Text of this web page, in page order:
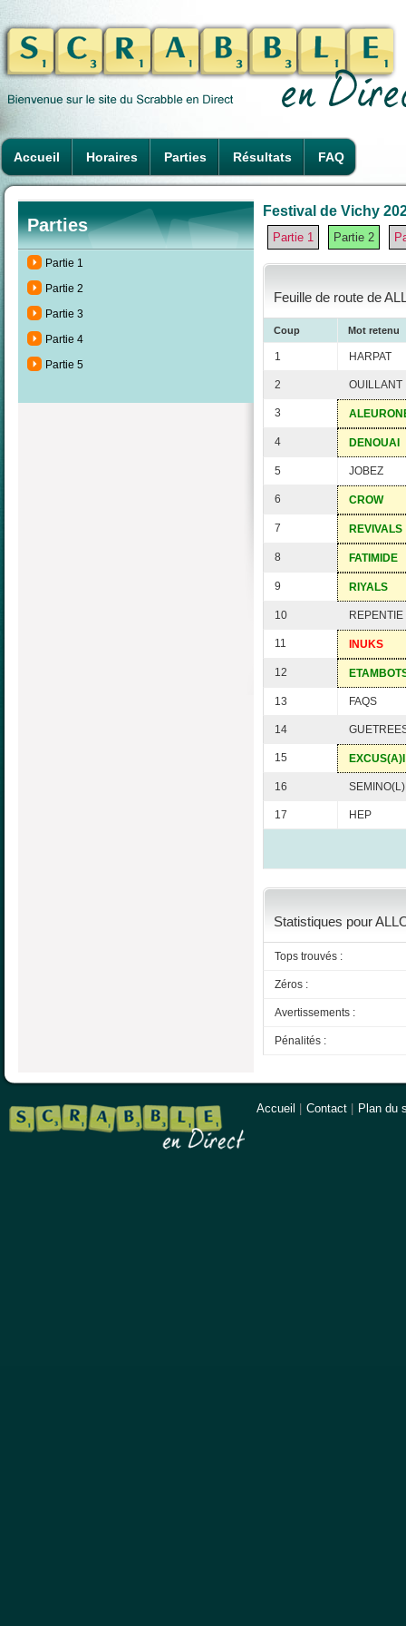
Accueil Horaires Parties Résultats FAQ
Parties
Partie 1
Partie 2
Partie 3
Partie 4
Partie 5
Festival de Vichy
Partie 1 Partie 2
Feuille de route de
Coup Mot retenu
1 HARPAT
2 OUILLANT
3
4 DENOUAI
5 JOBEZ
6 CROW
7 REVIVALS
8 FATIMIDE
9 RIYALS
10 REPENTIE
11 INUKS
12
13 FAQS
14
15 EXCUS(A)I
16
17 HEP
Statistiques pour
Tops trouvés :
Zéros :
Avertissements :
Pénalités :
Accueil Contact Plan du